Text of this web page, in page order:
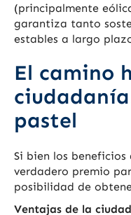
(principalmente
garantiza tanto
estables a largo
El camino
pastel
Si bien los beneficios
verdadero premio
posibilidad de
Ventajas de la